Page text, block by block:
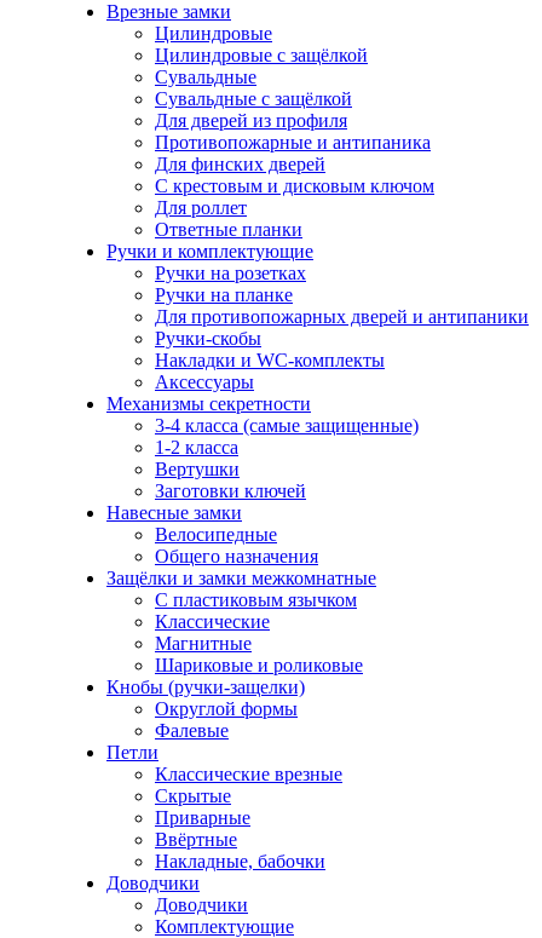
Врезные замки
Цилиндровые
Цилиндровые с защёлкой
Сувальдные
Сувальдные с защёлкой
Для дверей из профиля
Противопожарные и антипаника
Для финских дверей
С крестовым и дисковым ключом
Для роллет
Ответные планки
Ручки и комплектующие
Ручки на розетках
Ручки на планке
Для противопожарных дверей и антипаники
Ручки-скобы
Накладки и WC-комплекты
Аксессуары
Механизмы секретности
3-4 класса (самые защищенные)
1-2 класса
Вертушки
Заготовки ключей
Навесные замки
Велосипедные
Общего назначения
Защёлки и замки межкомнатные
С пластиковым язычком
Классические
Магнитные
Шариковые и роликовые
Кнобы (ручки-защелки)
Округлой формы
Фалевые
Петли
Классические врезные
Скрытые
Приварные
Ввёртные
Накладные, бабочки
Доводчики
Доводчики
Комплектующие